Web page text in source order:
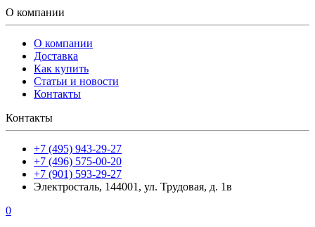
О компании
О компании
Доставка
Как купить
Статьи и новости
Контакты
Контакты
+7 (495) 943-29-27
+7 (496) 575-00-20
+7 (901) 593-29-27
Электросталь, 144001, ул. Трудовая, д. 1в
0